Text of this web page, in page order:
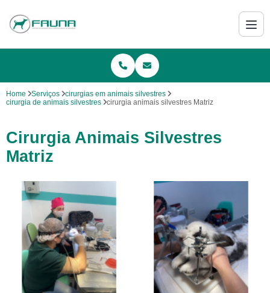
Home Serviços
cirurgias em animais silvestres
cirurgia de animais silvestres
cirurgia animais silvestres Matriz
Cirurgia Animais Silvestres
Matriz